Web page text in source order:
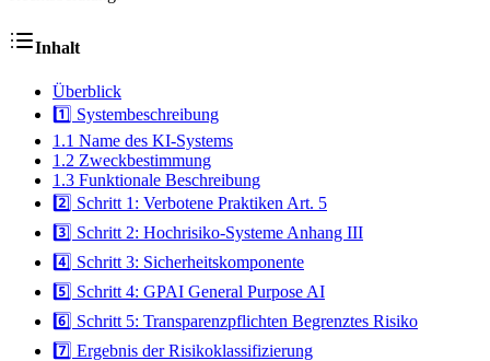
Inhalt
Überblick
1️⃣ Systembeschreibung
1.1 Name des KI-Systems
1.2 Zweckbestimmung
1.3 Funktionale Beschreibung
2️⃣ Schritt 1: Verbotene Praktiken Art. 5
3️⃣ Schritt 2: Hochrisiko-Systeme Anhang III
4️⃣ Schritt 3: Sicherheitskomponente
5️⃣ Schritt 4: GPAI General Purpose AI
6️⃣ Schritt 5: Transparenzpflichten Begrenztes Risiko
7️⃣ Ergebnis der Risikoklassifizierung